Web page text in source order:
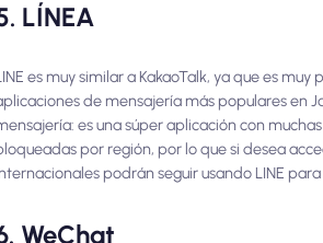
LÍNEA
es muy similar a KakaoTalk, ya que es
de mensajería más populares en
es una súper aplicación con
por región, por lo que si desea
podrán seguir usando LINE
WeChat